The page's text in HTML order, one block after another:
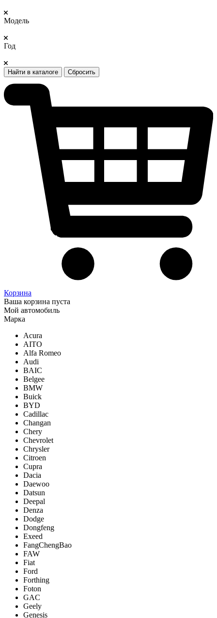
Модель
Год
Найти в каталоге Сбросить
Корзина
Ваша корзина пуста
Мой автомобиль
Марка
Acura
AITO
Alfa Romeo
Audi
BAIC
Belgee
BMW
Buick
BYD
Cadillac
Changan
Chery
Chevrolet
Chrysler
Citroen
Cupra
Dacia
Daewoo
Datsun
Deepal
Denza
Dodge
Dongfeng
Exeed
FangChengBao
FAW
Fiat
Ford
Forthing
Foton
GAC
Geely
Genesis